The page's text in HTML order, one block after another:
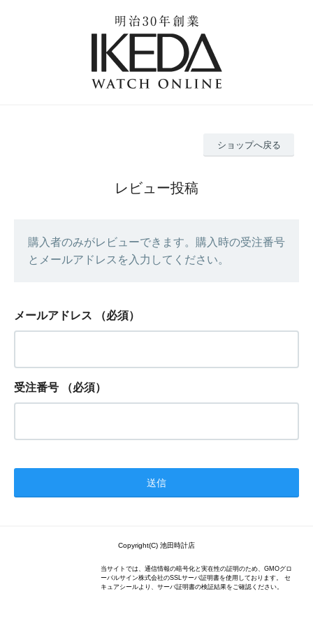
ショップへ戻る
レビュー投稿
購入者のみがレビューできます。購入時の受注番号
とメールアドレスを入力してください。
メールアドレス （必須）
受注番号 （必須）
Copyright(C) 池田時計店
当サイトでは、通信情報の暗号化と実在性の証明のため、GMOグロ
ーバルサイン株式会社のSSLサーバ証明書を使用しております。 セ
キュアシールより、サーバ証明書の検証結果をご確認ください。